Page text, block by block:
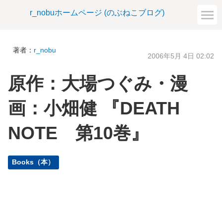
r_nobuホームページ (のぶねこブログ)
著者： r_nobu
2006年5月 4日 02:02
原作：大場つぐみ・漫
画：小畑健 『DEATH
NOTE 第10巻』
Books（本）